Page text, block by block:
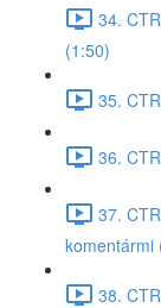
34.
(1:50)
35.
36.
37.
komentármi
38.